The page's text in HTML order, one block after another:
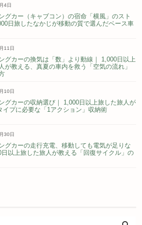
4日
グカー（キャブコン）の宿命「横風」のスト
日旅したなかじが移動の質で選んだベース車
11日
グカーの換気は「数」より動線｜ 1,000日以上
が教える、真夏の車内を救う「空気の流れ」
10日
グカーの収納選び｜ 1,000日以上旅した旅人が
イプに必要な「1アクション」収納術
30日
グカーの走行充電、移動しても電気が足りな
日以上旅した旅人が教える「回復サイクル」の